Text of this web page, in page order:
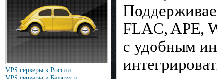
VPS серверы в России
FLAC, APE,
с удобным